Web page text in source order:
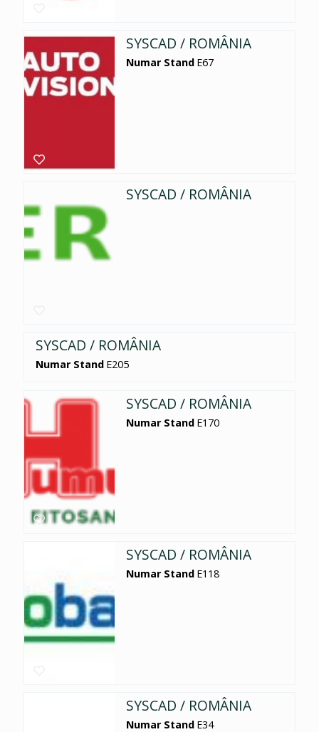
SYSCAD / ROMÂNIA
Numar Stand E67
SYSCAD / ROMÂNIA
SYSCAD / ROMÂNIA
Numar Stand E205
SYSCAD / ROMÂNIA
Numar Stand E170
SYSCAD / ROMÂNIA
Numar Stand E118
SYSCAD / ROMÂNIA
Numar Stand E34